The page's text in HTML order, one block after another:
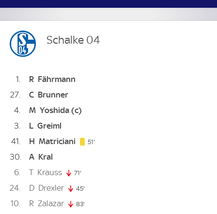
Schalke 04
1 R Fährmann
27
C Brunner
4
M Yoshida (c)
3
L Greiml
41
H Matriciani 51'
30 A Kral
6
T Krauss 71'
24 D Drexler 45'
10 R Zalazar 83'